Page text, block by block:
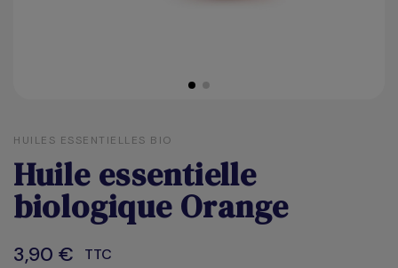
HUILES ESSENTIELLES BIO
Huile essentielle
biologique Orange
3,90 € TTC